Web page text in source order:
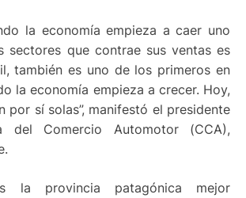
la economía empieza a caer uno
sectores que contrae sus ventas es
también es uno de los primeros en
la economía empieza a crecer. Hoy,
por sí solas”, manifestó el presidente
del Comercio Automotor (CCA),
la provincia patagónica mejor